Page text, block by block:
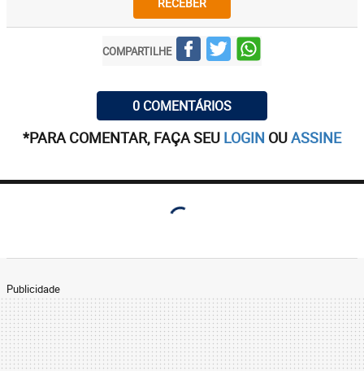
COMPARTILHE
0 COMENTÁRIOS
*PARA COMENTAR, FAÇA SEU LOGIN OUASSINE
Publicidade